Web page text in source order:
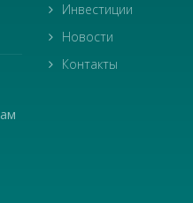
Инвестиции
Новости
Контакты